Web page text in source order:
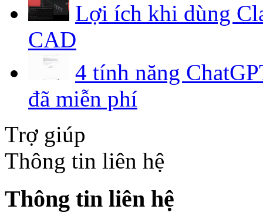
Lợi ích khi dùng
CAD
4 tính năng
đã miễn phí
Trợ giúp
Thông tin liên hệ
Thông tin liên hệ